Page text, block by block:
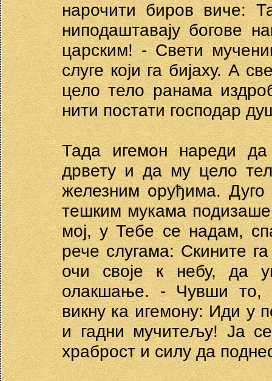
нарочити биров виче:
ниподаштавају богове
царским! - Свети
слуге који га бијаху. А
цело тело ранама
нити постати господар
Тада игемон нареди
дрвету и да му цело
железним оруђима. Дуго
тешким мукама
мој, у Тебе се надам,
рече слугама: Скините
очи своје к небу, да
олакшање. - Чувши то,
викну ка игемону: Иди у
и гадни мучитељу! Ја
храброст и силу да